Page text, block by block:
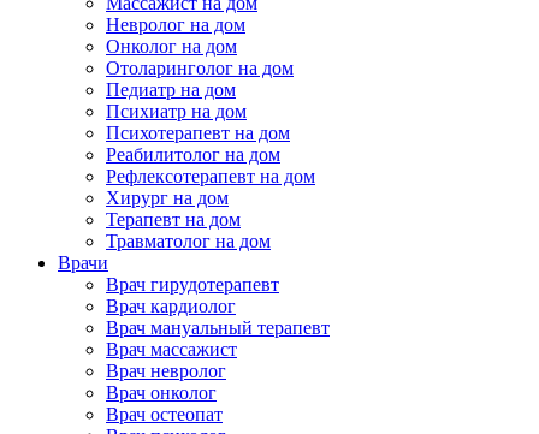
Невролог на дом
Онколог на дом
Отоларинголог на дом
Педиатр на дом
Психиатр на дом
Психотерапевт на дом
Реабилитолог на дом
Рефлексотерапевт на дом
Хирург на дом
Терапевт на дом
Травматолог на дом
Врачи
Врач гирудотерапевт
Врач кардиолог
Врач мануальный терапевт
Врач массажист
Врач невролог
Врач онколог
Врач остеопат